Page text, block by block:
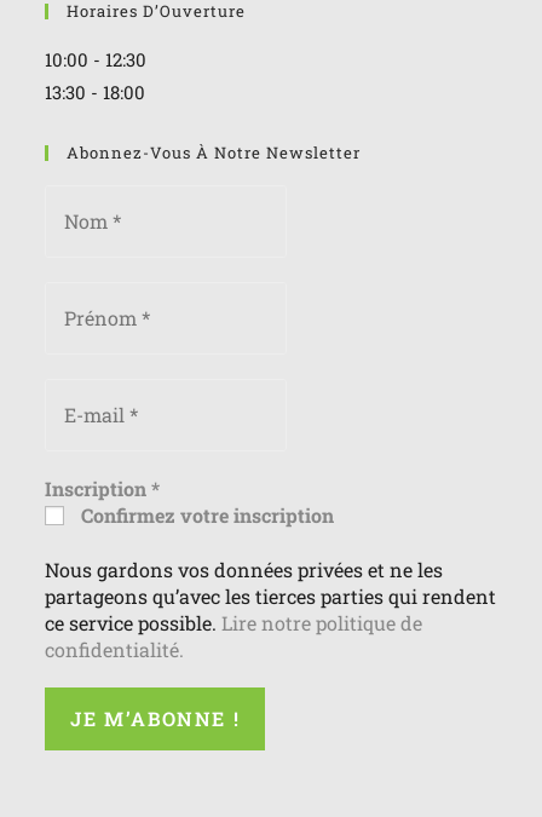
Horaires D’Ouverture
10:00 - 12:30
13:30 - 18:00
Abonnez-Vous À Notre Newsletter
Inscription*
Confirmez votre inscription
Nous gardons vos données privées et ne les
partageons qu’avec les tierces parties qui rendent
ce service possible. Lire notre politique de
confidentialité.